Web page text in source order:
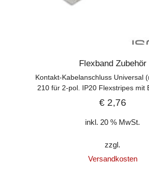
Flexband Zubehör
Kontakt-Kabelanschluss Universal
210 für 2-pol. IP20 Flexstripes mit
€2,76
inkl. 20 % MwSt.
zzgl.
Versandkosten